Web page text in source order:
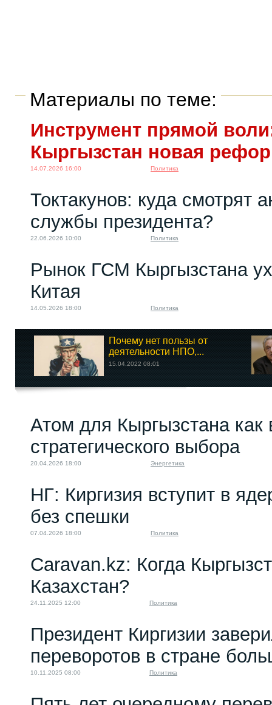
Материалы по теме:
Инструмент прямой
Кыргызстан новая
14.07.2026 16:00 Политика
Токтакунов: куда смотрят
службы президента?
22.06.2026 10:00 Политика
Рынок ГСМ Кыргызстана
Китая
14.05.2026 18:00 Политика
Почему нет пользы от
деятельности НПО,...
15.04.2022 08:01
Атом для Кыргызстана как
стратегического выбора
20.04.2026 18:00 Энергетика
НГ: Киргизия вступит в
без спешки
07.04.2026 18:00 Политика
Caravan.kz: Когда
Казахстан?
24.11.2025 12:00 Политика
Президент Киргизии
переворотов в стране
10.11.2025 08:00 Политика